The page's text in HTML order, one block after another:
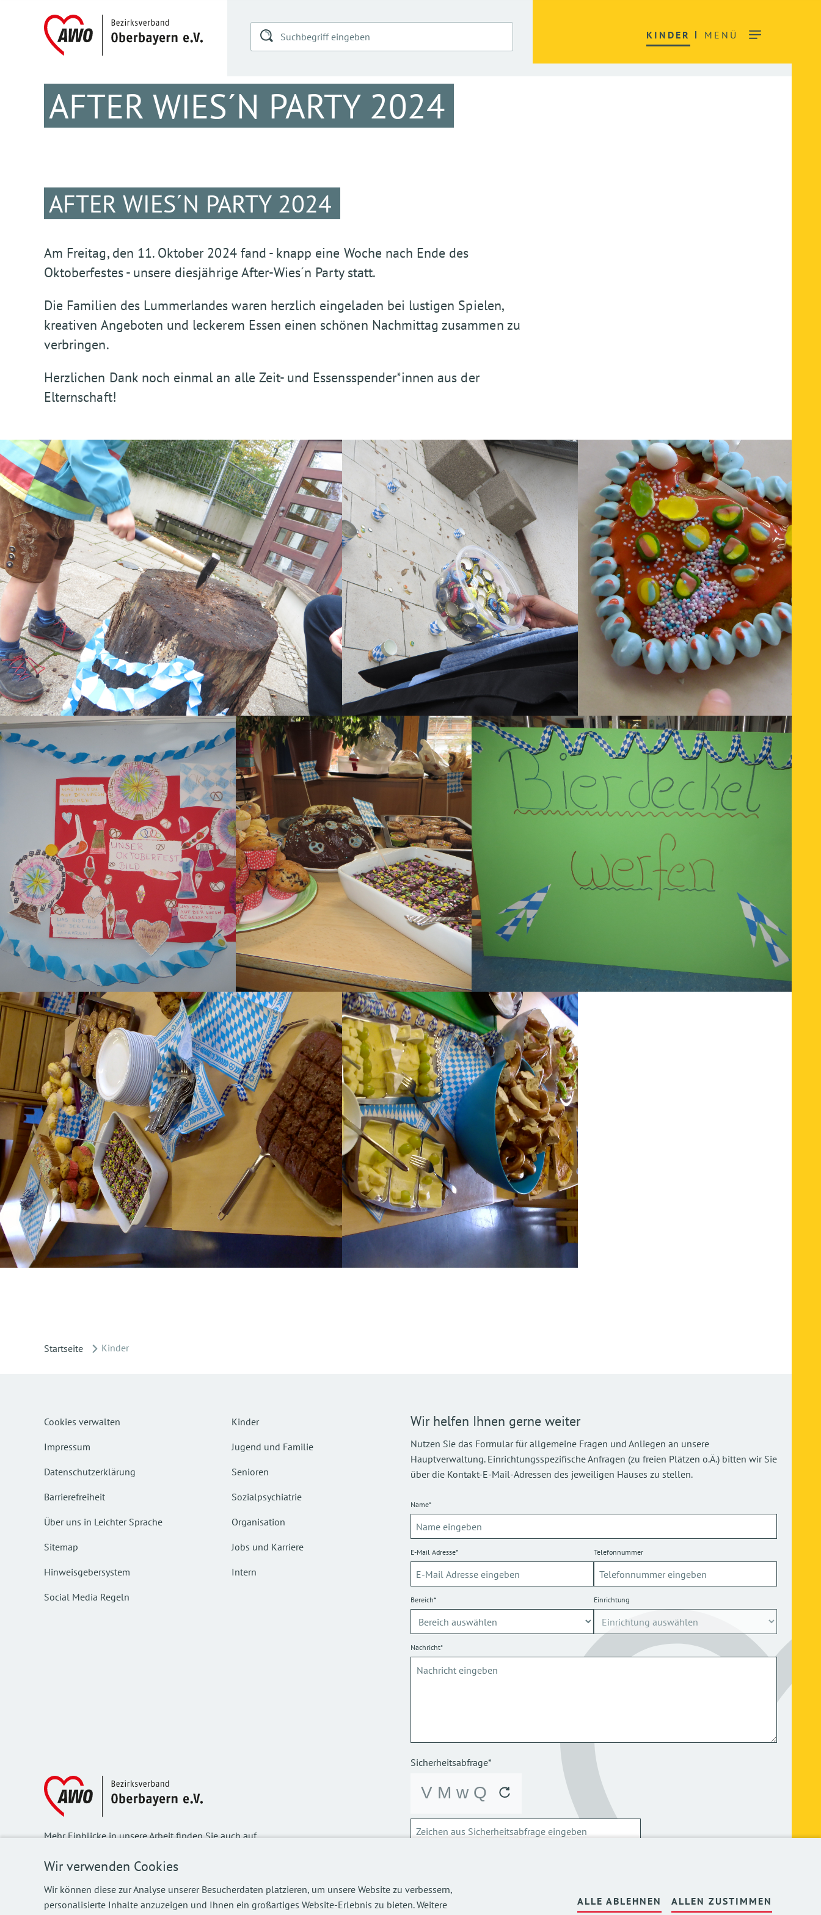
Wir verwenden Cookies
Wir können diese zur Analyse unserer Besucherdaten platzieren, um unsere Website zu verbessern,
personalisierte Inhalte anzuzeigen und Ihnen ein großartiges Website-Erlebnis zu bieten. Weitere
ALLE ABLEHNEN ALLEN ZUSTIMMEN
KINDER MENÜ
AFTER WIES´N PARTY 2024
AFTER WIES´N PARTY 2024
Am Freitag, den 11. Oktober 2024 fand - knapp eine Woche nach Ende des
Oktoberfestes - unsere diesjährige After-Wies´n Party statt.
Die Familien des Lummerlandes waren herzlich eingeladen bei lustigen Spielen,
kreativen Angeboten und leckerem Essen einen schönen Nachmittag zusammen zu
verbringen.
Herzlichen Dank noch einmal an alle Zeit- und Essensspender*innen aus der
Elternschaft!
Startseite Kinder
Cookies verwalten
Impressum
Datenschutzerklärung
Barrierefreiheit
Über uns in Leichter Sprache
Sitemap
Hinweisgebersystem
Social Media Regeln
Kinder
Jugend und Familie
Senioren
Sozialpsychiatrie
Organisation
Jobs und Karriere
Intern
Mehr Einblicke in unsere Arbeit finden Sie auch auf
©2026AWO Bezirksverband Oberbayern e.V.
Wir helfen Ihnen gerne weiter
Nutzen Sie das Formular für allgemeine Fragen und Anliegen an unsere
Hauptverwaltung. Einrichtungsspezifische Anfragen (zu freien Plätzen o.Ä.) bitten wir Sie
über die Kontakt-E-Mail-Adressen des jeweiligen Hauses zu stellen.
Name*
E-Mail Adresse* Telefonnummer
Bereich* Einrichtung
Nachricht*
Sicherheitsabfrage*
Über die Verarbeitung meiner personenbezogenen Daten kann ich mich
informieren.